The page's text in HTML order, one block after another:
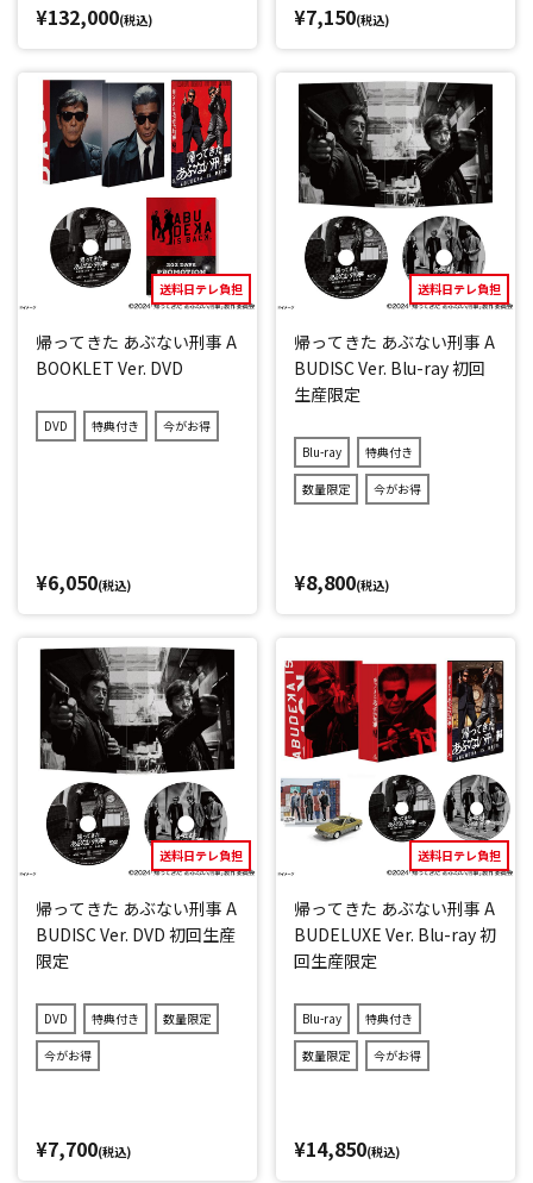
¥132,000(税込) ¥7,150(税込)
送料日テレ負担
帰ってきた あぶない刑事 A
BOOKLET Ver. DVD
DVD 特典付き 今がお得
¥6,050(税込)
送料日テレ負担
帰ってきた あぶない刑事 A
BUDISC Ver. Blu-ray 初回
生産限定
Blu-ray 特典付き
数量限定 今がお得
¥8,800(税込)
送料日テレ負担
帰ってきた あぶない刑事 A
BUDISC Ver. DVD 初回生産
限定
DVD 特典付き 数量限定
今がお得
¥7,700(税込)
送料日テレ負担
帰ってきた あぶない刑事 A
BUDELUXE Ver. Blu-ray 初
回生産限定
Blu-ray 特典付き
数量限定 今がお得
¥14,850(税込)